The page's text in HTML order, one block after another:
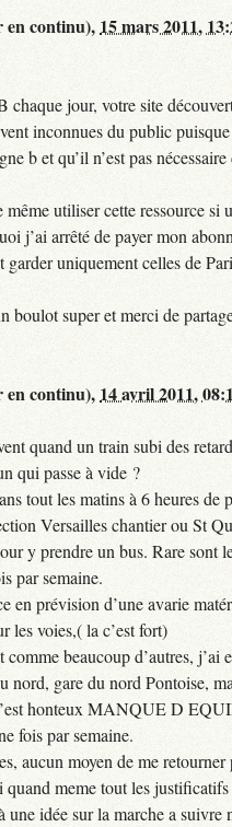
en continu), 15 mars 2011,
jour, votre site
inconnues du public
b et qu’il n’est pas
même utiliser cette ressource si
j’ai arrêté de payer mon
uniquement celles de
boulot super et merci de
en continu), 14 avril 2011,
quand un train subi des
qui passe à vide ?
tout les matins à 6 heures de
Versailles chantier ou St
y prendre un bus. Rare sont
par semaine.
en prévision d’une avarie
les voies,( la c’est fort)
beaucoup d’autres, j’ai
nord, gare du nord Pontoise,
honteux MANQUE D
fois par semaine.
aucun moyen de me
quand meme tout les
idée sur la marche a suivre